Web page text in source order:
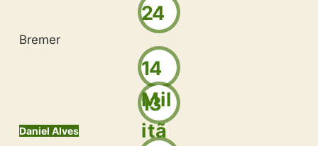
24
Bremer
14
M i l
i t ã
13
Daniel Alves